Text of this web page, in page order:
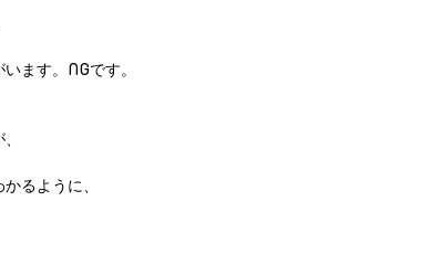
ます。NGです。
るように、